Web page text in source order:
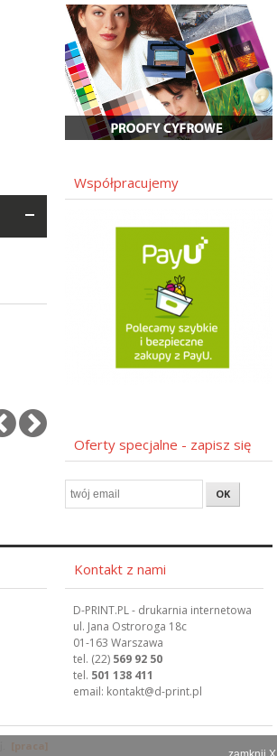
Współpracujemy
Oferty specjalne - zapisz się
[praca]
Kontakt z nami
D-PRINT.PL - drukarnia internetowa
ul. Jana Ostroroga 18c
01-163 Warszawa
tel. (22) 569 92 50
tel. 501 138 411
email: kontakt@d-print.pl